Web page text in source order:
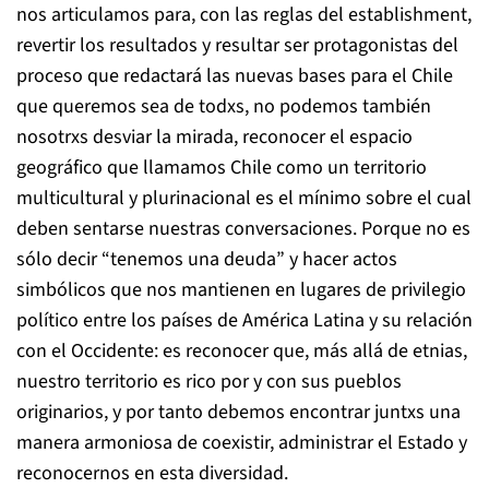
nos articulamos para, con las reglas del establishment,
revertir los resultados y resultar ser protagonistas del
proceso que redactará las nuevas bases para el Chile
que queremos sea de todxs, no podemos también
nosotrxs desviar la mirada, reconocer el espacio
geográfico que llamamos Chile como un territorio
multicultural y plurinacional es el mínimo sobre el cual
deben sentarse nuestras conversaciones. Porque no es
sólo decir “tenemos una deuda” y hacer actos
simbólicos que nos mantienen en lugares de privilegio
político entre los países de América Latina y su relación
con el Occidente: es reconocer que, más allá de etnias,
nuestro territorio es rico por y con sus pueblos
originarios, y por tanto debemos encontrar juntxs una
manera armoniosa de coexistir, administrar el Estado y
reconocernos en esta diversidad.